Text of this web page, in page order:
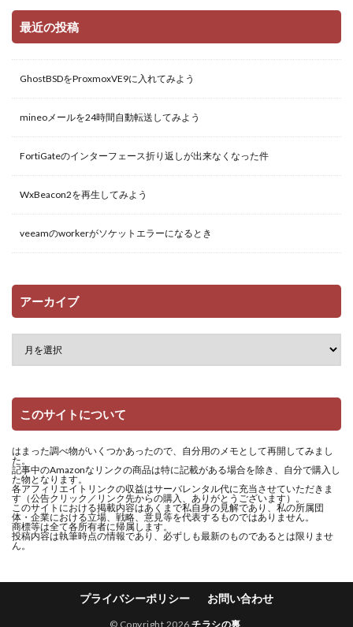
最近の投稿
GhostBSDをProxmoxVE9に入れてみよう
mineoメールを24時間自動転送してみよう
FortiGateのインターフェース折り返しが出来なくなった件
WxBeacon2を再生してみよう
veeamのworkerがソケットエラーになるとき
アーカイブ
このサイトについて
はまった調べ物がいくつかあったので、自分用のメモとして再開してみまし
た。
記事中のAmazonなリンクの商品は特に記載がある場合を除き、自分で購入し
た物となります。
各アフィリエイトリンクの収益はサーバレンタル代に充当させていただきま
す（公告クリック／リンク先からの購入、ありがとうございます）。
このサイトにおける掲載内容はあくまで私自身の見解であり、私の所属団
体・企業における立場、戦略、意見等を代表するものではありません。
商標等は全て各所有者に帰属します。
投稿内容は執筆時点の情報であり、必ずしも最新のものであるとは限りませ
ん。
プライバシーポリシー お問い合わせ
© Copyright 2026チラシの裏